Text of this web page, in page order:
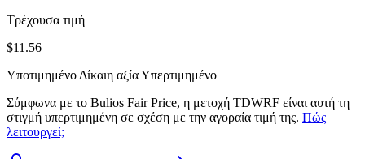
Τρέχουσα τιμή
$11.56
Υποτιμημένο Δίκαιη αξίαΥπερτιμημένο
Σύμφωνα με το Bulios Fair Price, η μετοχή TDWRF είναι αυτή τη
στιγμή υπερτιμημένη σε σχέση με την αγοραία τιμή της. Πώς
λειτουργεί;